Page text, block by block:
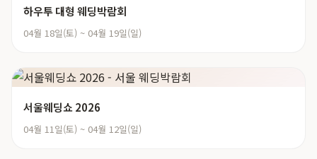
하우투 대형 웨딩박람회
04월 18일(토) ~ 04월 19일(일)
서울웨딩쇼 2026
04월 11일(토) ~ 04월 12일(일)